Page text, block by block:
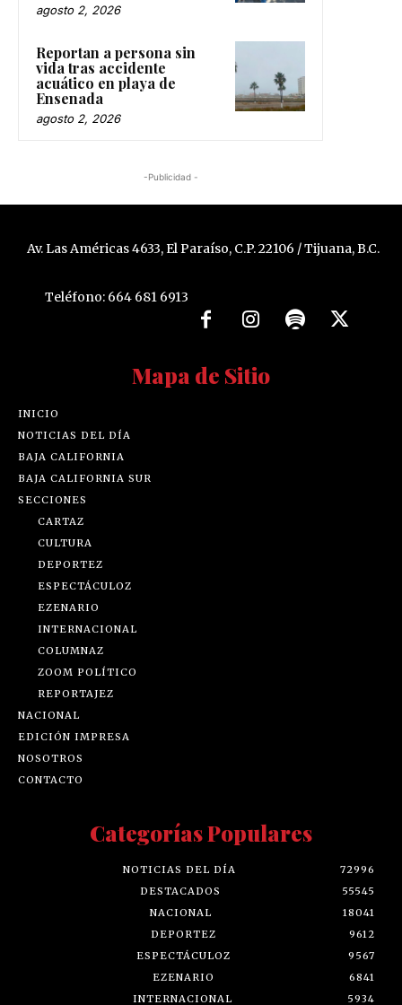
agosto 2, 2026
Reportan a persona sin
vida tras accidente
acuático en playa de
Ensenada
agosto 2, 2026
-Publicidad -
Av. Las Américas 4633, El Paraíso, C.P. 22106 / Tijuana, B.C.
Teléfono: 664 681 6913
Mapa de Sitio
INICIO
NOTICIAS DEL DÍA
BAJA CALIFORNIA
BAJA CALIFORNIA SUR
SECCIONES
CARTAZ
CULTURA
DEPORTEZ
ESPECTÁCULOZ
EZENARIO
INTERNACIONAL
COLUMNAZ
ZOOM POLÍTICO
REPORTAJEZ
NACIONAL
EDICIÓN IMPRESA
NOSOTROS
CONTACTO
Categorías Populares
NOTICIAS DEL DÍA
72996
DESTACADOS
55545
NACIONAL
18041
DEPORTEZ
9612
ESPECTÁCULOZ
9567
EZENARIO
6841
INTERNACIONAL
5934